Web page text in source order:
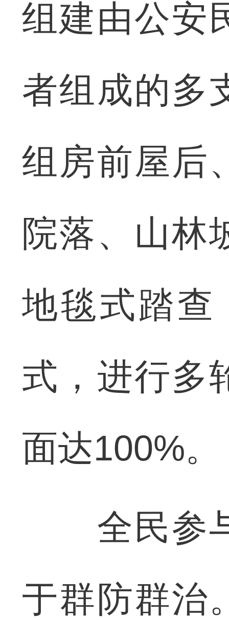
组建由公安
者组成的多
组房前屋后
院落、山林
地毯式踏查
式，进行多
面达100%。
全民参与
于群防群治